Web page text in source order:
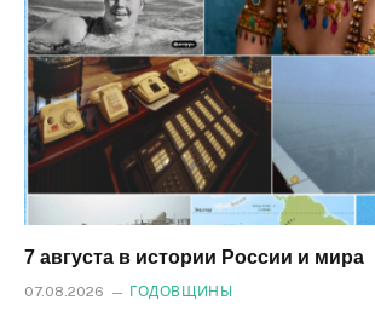
7 августа в истории России и мира
07.08.2026 ГОДОВЩИНЫ